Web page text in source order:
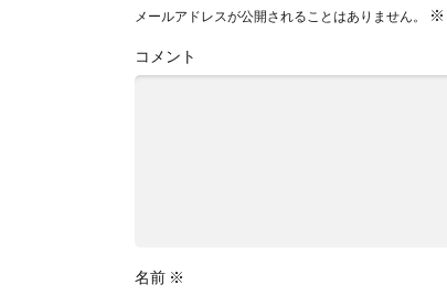
メールアドレスが公開されることはありません。 ※
コメント
名前 ※